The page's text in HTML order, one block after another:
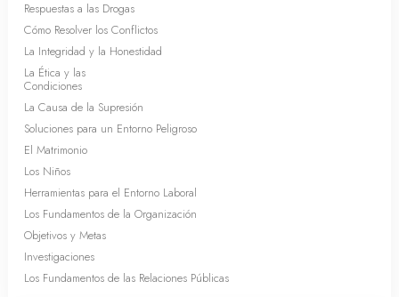
Respuestas a las Drogas
Cómo Resolver los Conflictos
La Integridad y la Honestidad
La Ética y las
Condiciones
La Causa de la Supresión
Soluciones para un Entorno Peligroso
El Matrimonio
Los Niños
Herramientas para el Entorno Laboral
Los Fundamentos de la Organización
Objetivos y Metas
Investigaciones
Los Fundamentos de las Relaciones Públicas